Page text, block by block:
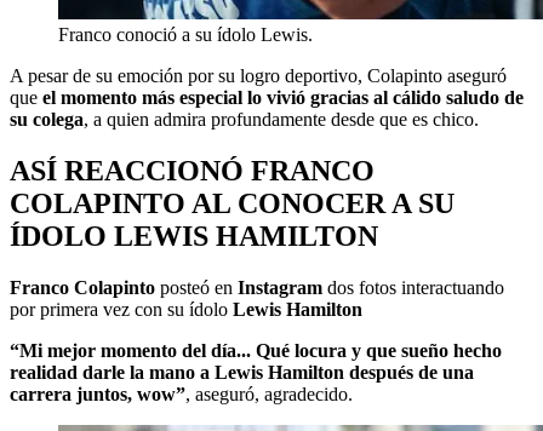
Franco conoció a su ídolo Lewis.
A pesar de su emoción por su logro deportivo, Colapinto aseguró
que el momento más especial lo vivió gracias al cálido saludo de
su colega, a quien admira profundamente desde que es chico.
ASÍ REACCIONÓ FRANCO
COLAPINTO AL CONOCER A SU
ÍDOLO LEWIS HAMILTON
Franco Colapinto posteó en Instagram dos fotos interactuando
por primera vez con su ídolo Lewis Hamilton
“Mi mejor momento del día... Qué locura y que sueño hecho
realidad darle la mano a Lewis Hamilton después de una
carrera juntos, wow”, aseguró, agradecido.